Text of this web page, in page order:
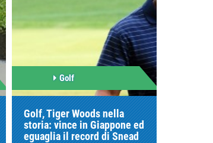
Golf
Golf, Tiger Woods nella
storia: vince in Giappone ed
eguaglia il record di Snead